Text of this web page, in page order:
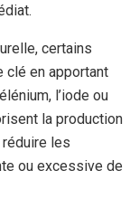
certains
clé en apportant
l’iode ou
la production
les
ou excessive de